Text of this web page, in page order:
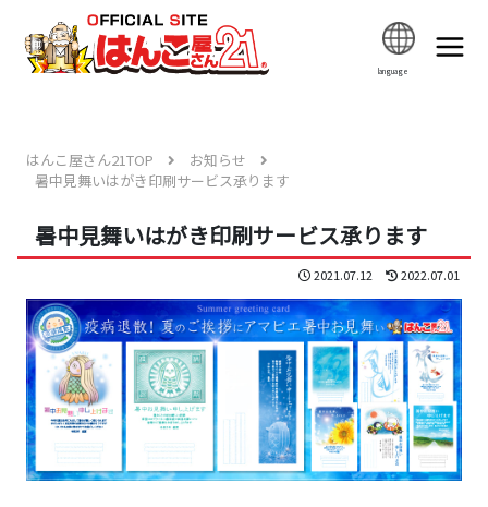
language
はんこ屋さん21TOP
お知らせ
暑中見舞いはがき印刷サービス承ります
暑中見舞いはがき印刷サービス承ります
2021.07.12 2022.07.01